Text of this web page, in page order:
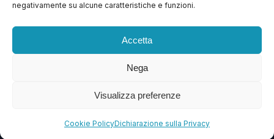
negativamente su alcune caratteristiche e funzioni.
Accetta
Nega
Visualizza preferenze
Cookie PolicyDichiarazione sulla Privacy
Termini e Condizioni
1.500,00
246638 — SDI: SZLUBAI